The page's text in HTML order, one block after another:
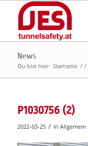
News
Du bist hier: Startseite / /
P1030756 (2)
2022-03-25 / in Allgemein